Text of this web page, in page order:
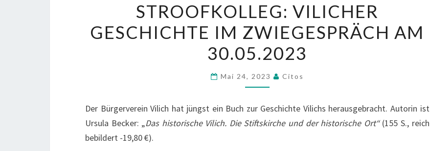
T
R
O
O
F
K
L
L
STROOFKOLLEG: VILICHER
GESCHICHTE IM ZWIEGESPRÄCH AM
30.05.2023
Mai 24, 2023 Citos
Der Bürgerverein Vilich hat jüngst ein Buch zur Geschichte Vilichs herausgebracht. Autorin ist
Ursula Becker: „Das historische Vilich. Die Stiftskirche und der historische Ort“(155 S., reich
bebildert -19,80 €).